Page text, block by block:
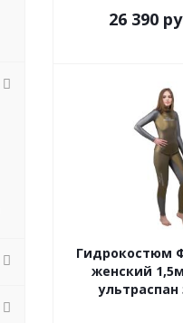
26 390
Гидрокостюм
женский
ультраспан